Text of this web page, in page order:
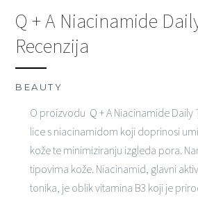
Q + A Niacinamide
Recenzija
BEAUTY
O proizvodu Q + A Niacinamide Daily
lice s niacinamidom koji doprinosi
kože te minimiziranju izgleda pora.
tipovima kože. Niacinamid, glavni
tonika, je oblik vitamina B3 koji je